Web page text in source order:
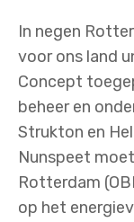
In negen
voor ons land
Concept
beheer en
Strukton en
Nunspeet
Rotterdam
op het